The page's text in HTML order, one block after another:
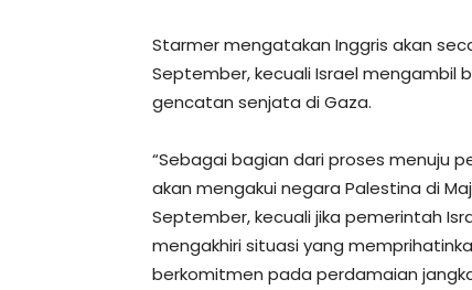
Starmer mengatakan Inggris akan
September, kecuali Israel mengambil
gencatan senjata di Gaza.
“Sebagai bagian dari proses menuju
akan mengakui negara Palestina di
September, kecuali jika pemerintah
mengakhiri situasi yang
berkomitmen pada perdamaian